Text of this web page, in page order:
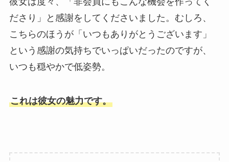
ださり」と感謝をしてくださいました。むしろ、
こちらのほうが「いつもありがとうございます」
という感謝の気持ちでいっぱいだったのですが、
いつも穏やかで低姿勢。
これは彼女の魅力です。